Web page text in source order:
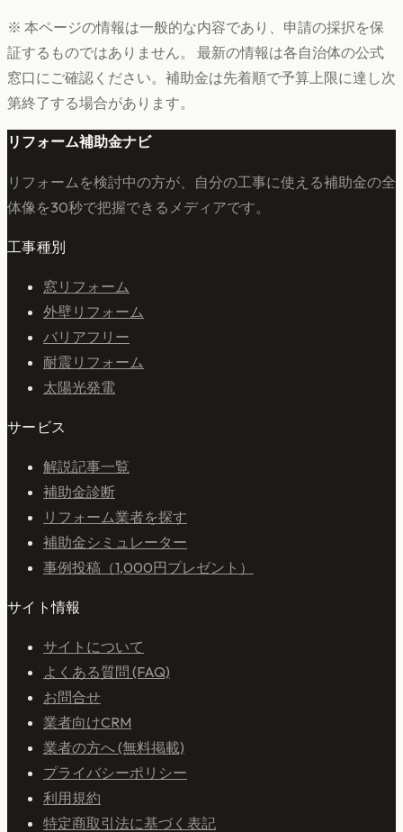
※ 本ページの情報は一般的な内容であり、申請の採択を保
証するものではありません。 最新の情報は各自治体の公式
窓口にご確認ください。補助金は先着順で予算上限に達し次
第終了する場合があります。
リフォーム補助金ナビ
リフォームを検討中の方が、自分の工事に使える補助金の全
体像を30秒で把握できるメディアです。
工事種別
窓リフォーム
外壁リフォーム
バリアフリー
耐震リフォーム
太陽光発電
サービス
解説記事一覧
補助金診断
リフォーム業者を探す
補助金シミュレーター
事例投稿（1,000円プレゼント）
サイト情報
サイトについて
よくある質問 (FAQ)
お問合せ
業者向けCRM
業者の方へ (無料掲載)
プライバシーポリシー
利用規約
特定商取引法に基づく表記